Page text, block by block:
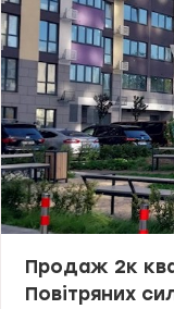
Продаж 2к
Повітряних